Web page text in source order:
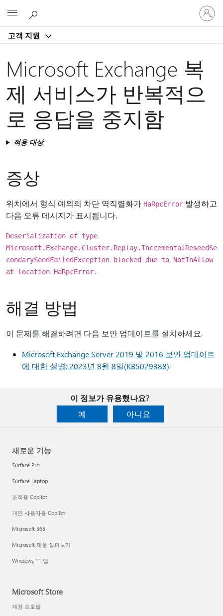
고객 지원
귀
하
계
그
인
Microsoft Exchange 복
제 서비스가 반복적으
로 응답을 중지함
적용 대상
증상
위치에서 형식 예외의 차단 역직렬화가 HaRpcError 발생하고
다음 오류 메시지가 표시됩니다.
Deserialization of type
Microsoft.Exchange.Cluster.Replay.IncrementalReseedSe
condarySeedFailedException blocked due to NotInAllow
at location HaRpcError.
해결 방법
이 문제를 해결하려면 다음 보안 업데이트를 설치하세요.
Microsoft Exchange Server 2019 및 2016 보안 업데이트
에 대한 설명: 2023년 8월 8일(KB5029388)
이 정보가 유용했나요?
예
아니요
새로운 기능
Surface Pro
Surface Laptop
조직용 Copilot
개인 사용자용 Copilot
Microsoft 365
Microsoft 제품 살펴보기
Windows 11 앱
Microsoft Store
계정 프로필